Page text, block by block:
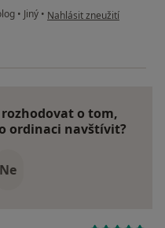
• Jiný • podle názoru uživatele Z.
Nahlásit zneužití
o tom,
ordinaci navštívit?
Ne